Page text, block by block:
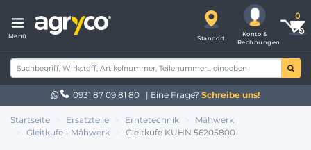
Menü Standort
Konto &
Rechnungen
0931 87 09 81 80 | Eine Frage? Schreibe uns!
Startseite Ersatzteile Erntetechnik
Mähwerk
Gleitkufe - Mähwerk
Gleitkufe KUHN 56205800